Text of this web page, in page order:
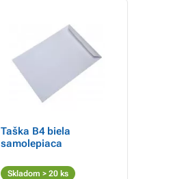
Taška B4 biela
samolepiaca
Skladom > 20 ks